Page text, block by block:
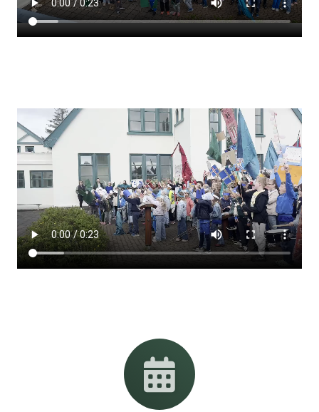
Námsráðgjafi
Stundaskrár
Valgreinar
Umsókn um val utanskóla
Foreldrafélag
Samstarf heimilis og skóla